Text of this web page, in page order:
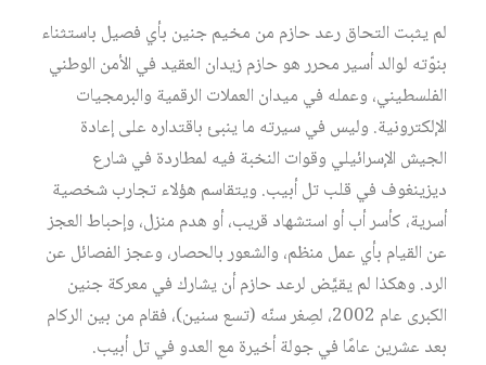
لم یثبت التحاق رعد حازم من مخیم جنین بأي فصیل باستثناء
بنوّته لوالد أسیر محرر ھو حازم زیدان العقید في الأمن الوطني
الفلسطیني، وعمله في میدان العملات الرقمیة والبرمجیات
الإلكترونیة. ولیس في سیرته ما ینبئ باقتداره على إعادة
الجیش الإسرائیلي وقوات النخبة فیه لمطاردة في شارع
دیزینغوف في قلب تل أبیب. ویتقاسم ھؤلاء تجارب شخصیة
أسریة، كأسر أب أو استشھاد قریب، أو ھدم منزل، وإحباط العجز
عن القیام بأي عمل منظم، والشعور بالحصار، وعجز الفصائل عن
الرد. وھكذا لم یقیَّض لرعد حازم أن یشارك في معركة جنین
الكبرى عام 2002، لصِغر سنّه (تسع سنين)، فقام من بین الركام
بعد عشرین عامًا في جولة أخیرة مع العدو في تل أبیب.